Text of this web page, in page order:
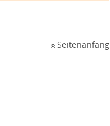
Seitenanfang